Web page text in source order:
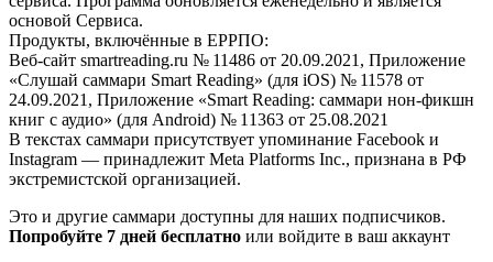
основой Сервиса.
Продукты, включённые в ЕРРПО:
Веб-сайт smartreading.ru № 11486 от 20.09.2021, Приложение
«Слушай саммари Smart Reading» (для iOS) № 11578 от
24.09.2021, Приложение «Smart Reading: саммари нон-фикшн
книг с аудио» (для Android) № 11363 от 25.08.2021
В текстах саммари присутствует упоминание Facebook и
Instagram — принадлежит Meta Platforms Inc., признана в РФ
экстремистской организацией.
Это и другие саммари доступны для наших подписчиков.
Попробуйте 7 дней бесплатно или войдите в ваш аккаунт